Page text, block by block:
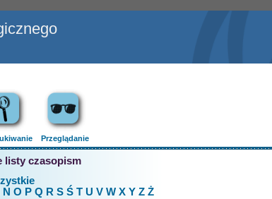
Przeglądanie
listy czasopism
N O P Q R S Ś T U V W X Y Z Ż